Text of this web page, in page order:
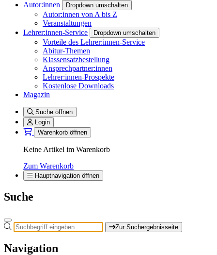
Autor:innen
Dropdown umschalten
Autor:innen von A bis Z
Veranstaltungen
Lehrer:innen-Service
Dropdown umschalten
Vorteile des Lehrer:innen-Service
Abitur-Themen
Klassensatzbestellung
Ansprechpartner:innen
Lehrer:innen-Prospekte
Kostenlose Downloads
Magazin
Suche öffnen
Login
Warenkorb öffnen
Keine Artikel im Warenkorb
Zum Warenkorb
Hauptnavigation öffnen
Suche
Zur Suchergebnisseite
Navigation